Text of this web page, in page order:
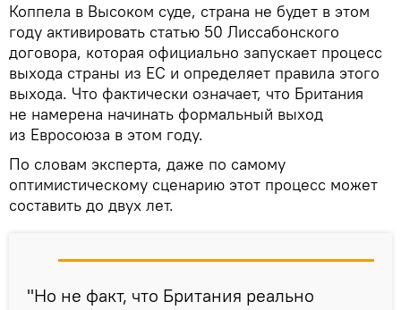
Коппела в Высоком суде, страна не будет в этом
году активировать статью 50 Лиссабонского
договора, которая официально запускает процесс
выхода страны из ЕС и определяет правила этого
выхода. Что фактически означает, что Британия
не намерена начинать формальный выход
из Евросоюза в этом году.
По словам эксперта, даже по самому
оптимистическому сценарию этот процесс может
составить до двух лет.
"Но не факт, что Британия реально